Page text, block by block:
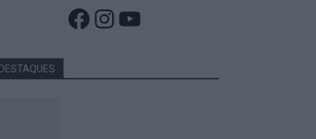
Facebook
Instagram
YouTube